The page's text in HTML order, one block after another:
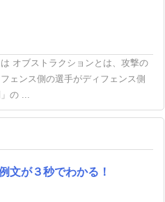
オブストラクションとは、攻撃の
ェンス側の選手がディフェンス側
の ...
文が３秒でわかる！